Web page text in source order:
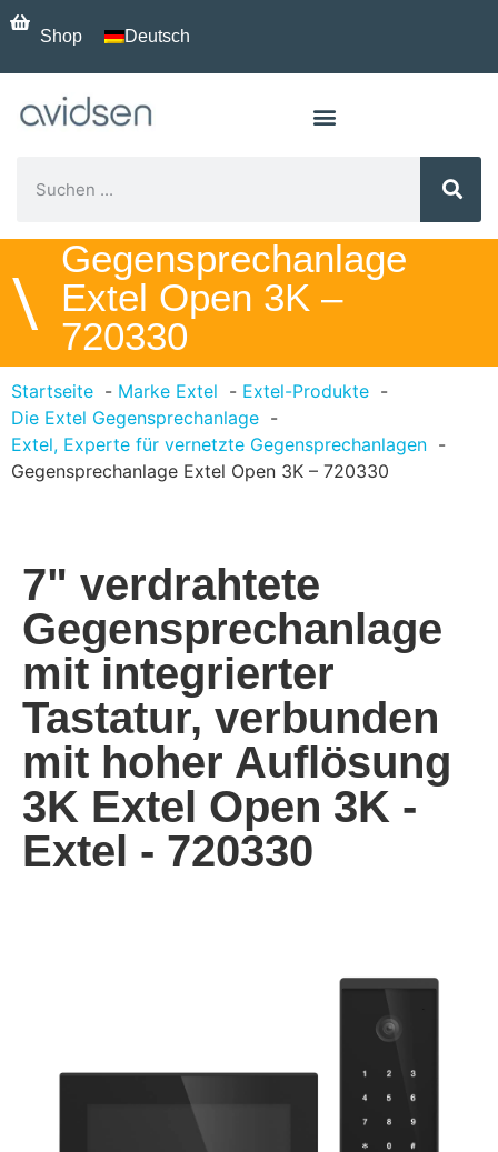
Shop Deutsch
\
Gegensprechanlage
Extel Open 3K –
720330
Startseite Marke Extel
Extel-Produkte
Die Extel Gegensprechanlage
Extel, Experte für vernetzte Gegensprechanlagen
Gegensprechanlage Extel Open 3K – 720330
7" verdrahtete
Gegensprechanlage
mit integrierter
Tastatur, verbunden
mit hoher Auflösung
3K Extel Open 3K -
Extel - 720330